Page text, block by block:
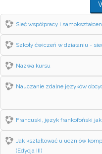
Sieć współpracy i
Szkoły ćwiczeń w działaniu -
Nazwa kursu
Nauczanie zdalne języków
Francuski, język frankofoński
Jak kształtować u uczniów
(Edycja III)